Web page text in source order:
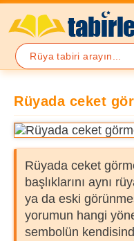
Rüyada ceket
Rüyada ceket
başlıklarını aynı
ya da eski
yorumun hangi
sembolün